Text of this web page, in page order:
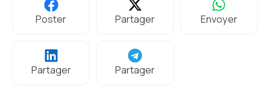
Poster Partager Envoyer
Partager Partager